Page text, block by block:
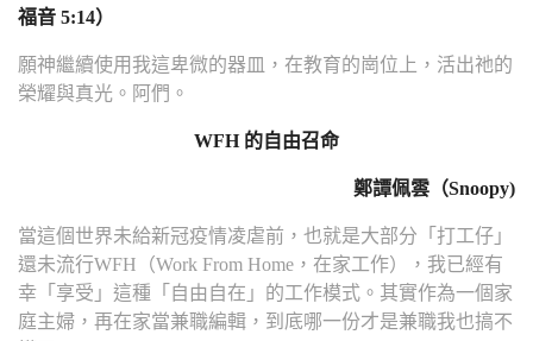
福音 5:14）
願神繼續使用我這卑微的器皿，在教育的崗位上，活出祂的
榮耀與真光。阿們。
WFH 的自由召命
鄭譚佩雲（Snoopy)
當這個世界未給新冠疫情凌虐前，也就是大部分「打工仔」
還未流行WFH（Work From Home，在家工作），我已經有
幸「享受」這種「自由自在」的工作模式。其實作為一個家
庭主婦，再在家當兼職編輯，到底哪一份才是兼職我也搞不